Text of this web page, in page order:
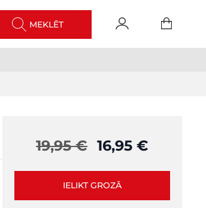
MEKLĒT
19,95 € 16,95 €
IELIKT GROZĀ